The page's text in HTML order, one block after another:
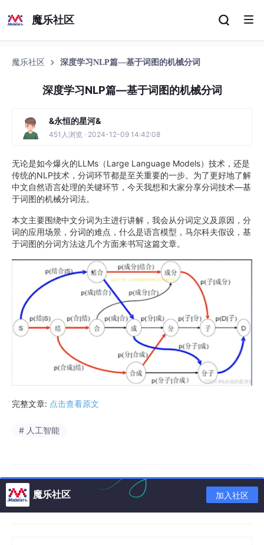
魔乐社区
魔乐社区 深度学习NLP篇—基于词图的机械分词
深度学习NLP篇—基于词图的机械分词
&永恒的星河&
451人浏览 · 2024-12-09 14:42:08
无论是如今爆火的LLMs（Large Language Models）技术，还是
传统的NLP技术，分词环节都是至关重要的一步。为了更好地了解
中文自然语言处理的关键环节，今天我想和大家分享分词技术—基
于词图的机械分词法。
本文主要围绕中文分词为主进行讲解，我会从分词定义及原因，分
词的应用场景，分词的难点，什么是语言模型，马尔科夫假设，基
于词图的分词方法这几个方面来书写这篇文章。
完整文章: 点击查看原文
# 人工智能
魔乐社区 加入社区